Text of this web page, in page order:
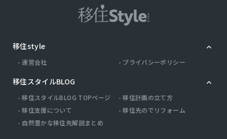
移住style
運営会社 プライバシーポリシー
移住スタイルBLOG
移住スタイルBLOG TOPページ
移住計画の立て方
移住支援について
移住先のでリフォーム
自然豊かな移住先解説まとめ